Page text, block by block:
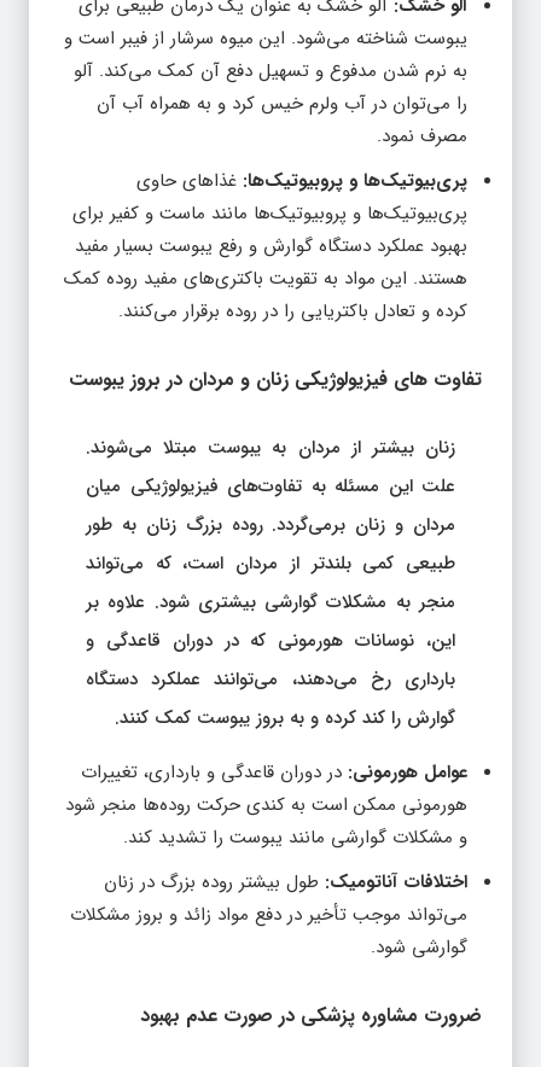
یبوست شناخته می‌شود. این میوه سرشار از فیبر است و
به نرم شدن مدفوع و تسهیل دفع آن کمک می‌کند. آلو
را می‌توان در آب ولرم خیس کرد و به همراه آب آن
مصرف نمود.
پری‌بیوتیک‌ها و پروبیوتیک‌ها: غذاهای حاوی
پری‌بیوتیک‌ها و پروبیوتیک‌ها مانند ماست و کفیر برای
بهبود عملکرد دستگاه گوارش و رفع یبوست بسیار مفید
هستند. این مواد به تقویت باکتری‌های مفید روده کمک
کرده و تعادل باکتریایی را در روده برقرار می‌کنند.
تفاوت‌ های فیزیولوژیکی زنان و مردان در بروز یبوست
زنان بیشتر از مردان به یبوست مبتلا می‌شوند.
علت این مسئله به تفاوت‌های فیزیولوژیکی میان
مردان و زنان برمی‌گردد. روده بزرگ زنان به طور
طبیعی کمی بلندتر از مردان است، که می‌تواند
منجر به مشکلات گوارشی بیشتری شود. علاوه بر
این، نوسانات هورمونی که در دوران قاعدگی و
بارداری رخ می‌دهند، می‌توانند عملکرد دستگاه
گوارش را کند کرده و به بروز یبوست کمک کنند.
عوامل هورمونی: در دوران قاعدگی و بارداری، تغییرات
هورمونی ممکن است به کندی حرکت روده‌ها منجر شود
و مشکلات گوارشی مانند یبوست را تشدید کند.
اختلافات آناتومیک: طول بیشتر روده بزرگ در زنان
می‌تواند موجب تأخیر در دفع مواد زائد و بروز مشکلات
گوارشی شود.
ضرورت مشاوره پزشکی در صورت عدم بهبود